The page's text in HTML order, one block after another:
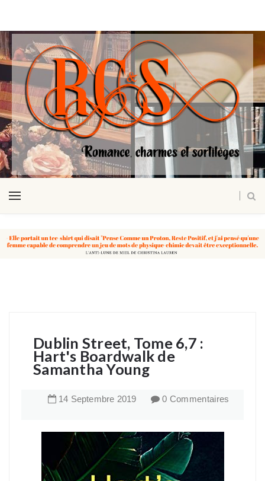
Dublin Street, Tome 6,7 :
Hart's Boardwalk de
Samantha Young
14 Septembre 2019 0 Commentaires